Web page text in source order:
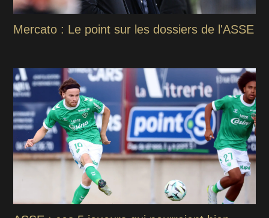
Mercato : Le point sur les dossiers de l'ASSE